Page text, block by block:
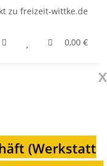
zu freizeit-wittke.de
0,00 €
Heizungen für Ihren
x
(Werkstatt